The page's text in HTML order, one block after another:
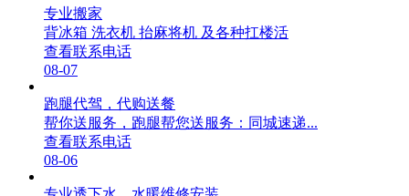
专业搬家
背冰箱 洗衣机 抬麻将机 及各种扛楼活
查看联系电话
08-07
跑腿代驾，代购送餐
帮你送服务，跑腿帮您送服务：同城速递...
查看联系电话
08-06